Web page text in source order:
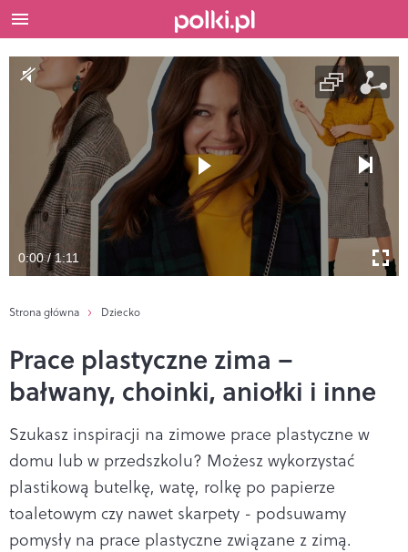
0:00 / 1:11
Strona główna Dziecko
Prace plastyczne zima –
bałwany, choinki, aniołki i inne
Szukasz inspiracji na zimowe prace plastyczne w
domu lub w przedszkolu? Możesz wykorzystać
plastikową butelkę, watę, rolkę po papierze
toaletowym czy nawet skarpety - podsuwamy
pomysły na prace plastyczne związane z zimą.